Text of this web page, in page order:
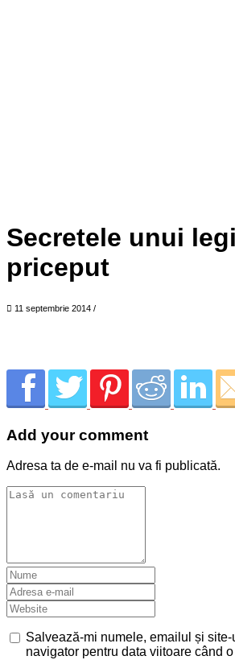
Secretele unui
priceput
11 septembrie 2014 /
Add your comment
Adresa ta de e-mail nu va fi publicată.
Salvează-mi numele, emailul și
navigator pentru data viitoare când